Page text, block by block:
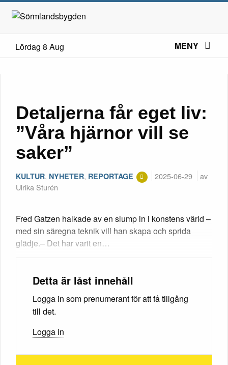
Lördag 8 Aug MENY
Detaljerna får eget liv:
”Våra hjärnor vill se
saker”
KULTUR, NYHETER, REPORTAGE 2025-06-29
av
Ulrika Sturén
Fred Gatzen halkade av en slump in i konstens värld –
med sin säregna teknik vill han skapa och sprida
glädje.– Det har varit en…
Detta är låst innehåll
Logga in som prenumerant för att få tillgång
till det.
Logga in